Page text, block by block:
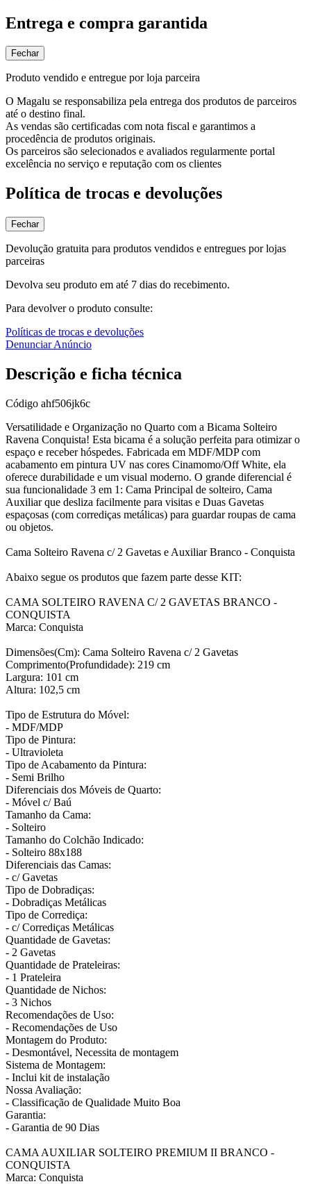
Entrega e compra garantida
Fechar
Produto vendido e entregue por loja parceira
O Magalu se responsabiliza pela entrega dos produtos de parceiros
até o destino final.
As vendas são certificadas com nota fiscal e garantimos a
procedência de produtos originais.
Os parceiros são selecionados e avaliados regularmente portal
excelência no serviço e reputação com os clientes
Política de trocas e devoluções
Fechar
Devolução gratuita para produtos vendidos e entregues por lojas
parceiras
Devolva seu produto em até 7 dias do recebimento.
Para devolver o produto consulte:
Políticas de trocas e devoluções
Denunciar Anúncio
Descrição e ficha técnica
Código ahf506jk6c
Versatilidade e Organização no Quarto com a Bicama Solteiro
Ravena Conquista! Esta bicama é a solução perfeita para otimizar o
espaço e receber hóspedes. Fabricada em MDF/MDP com
acabamento em pintura UV nas cores Cinamomo/Off White, ela
oferece durabilidade e um visual moderno. O grande diferencial é
sua funcionalidade 3 em 1: Cama Principal de solteiro, Cama
Auxiliar que desliza facilmente para visitas e Duas Gavetas
espaçosas (com corrediças metálicas) para guardar roupas de cama
ou objetos.
Cama Solteiro Ravena c/ 2 Gavetas e Auxiliar Branco - Conquista
Abaixo segue os produtos que fazem parte desse KIT:
CAMA SOLTEIRO RAVENA C/ 2 GAVETAS BRANCO -
CONQUISTA
Marca: Conquista
Dimensões(Cm): Cama Solteiro Ravena c/ 2 Gavetas
Comprimento(Profundidade): 219 cm
Largura: 101 cm
Altura: 102,5 cm
Tipo de Estrutura do Móvel:
- MDF/MDP
Tipo de Pintura:
- Ultravioleta
Tipo de Acabamento da Pintura:
- Semi Brilho
Diferenciais dos Móveis de Quarto:
- Móvel c/ Baú
Tamanho da Cama:
- Solteiro
Tamanho do Colchão Indicado:
- Solteiro 88x188
Diferenciais das Camas:
- c/ Gavetas
Tipo de Dobradiças:
- Dobradiças Metálicas
Tipo de Corrediça:
- c/ Corrediças Metálicas
Quantidade de Gavetas:
- 2 Gavetas
Quantidade de Prateleiras:
- 1 Prateleira
Quantidade de Nichos:
- 3 Nichos
Recomendações de Uso:
- Recomendações de Uso
Montagem do Produto:
- Desmontável, Necessita de montagem
Sistema de Montagem:
- Inclui kit de instalação
Nossa Avaliação:
- Classificação de Qualidade Muito Boa
Garantia:
- Garantia de 90 Dias
CAMA AUXILIAR SOLTEIRO PREMIUM II BRANCO -
CONQUISTA
Marca: Conquista